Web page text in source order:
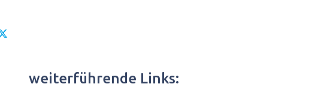
weiterführende Links: